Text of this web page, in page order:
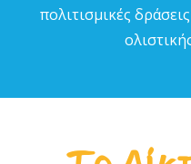
πολιτισµικές